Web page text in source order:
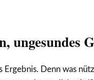
ungesundes
Ergebnis. Denn was